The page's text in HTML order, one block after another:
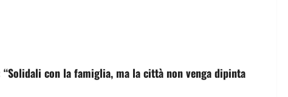
con la famiglia, ma la città non venga dipinta